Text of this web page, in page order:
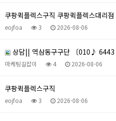
쿠팡퀵플렉스구직 쿠팡퀵플렉스대리
eojfoa 3 2026-08-06
상담|| 역삼동구구단 〔010♪
마케팅길잡이 4 2026-08-06
쿠팡퀵플렉스구직
eojfoa 3 2026-08-06